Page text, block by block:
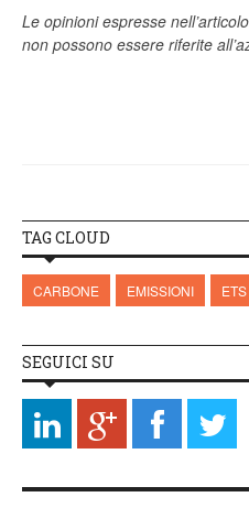
Le opinioni espresse
non possono essere riferite
TAG CLOUD
CARBONE EMISSIONI ETS
SEGUICI SU